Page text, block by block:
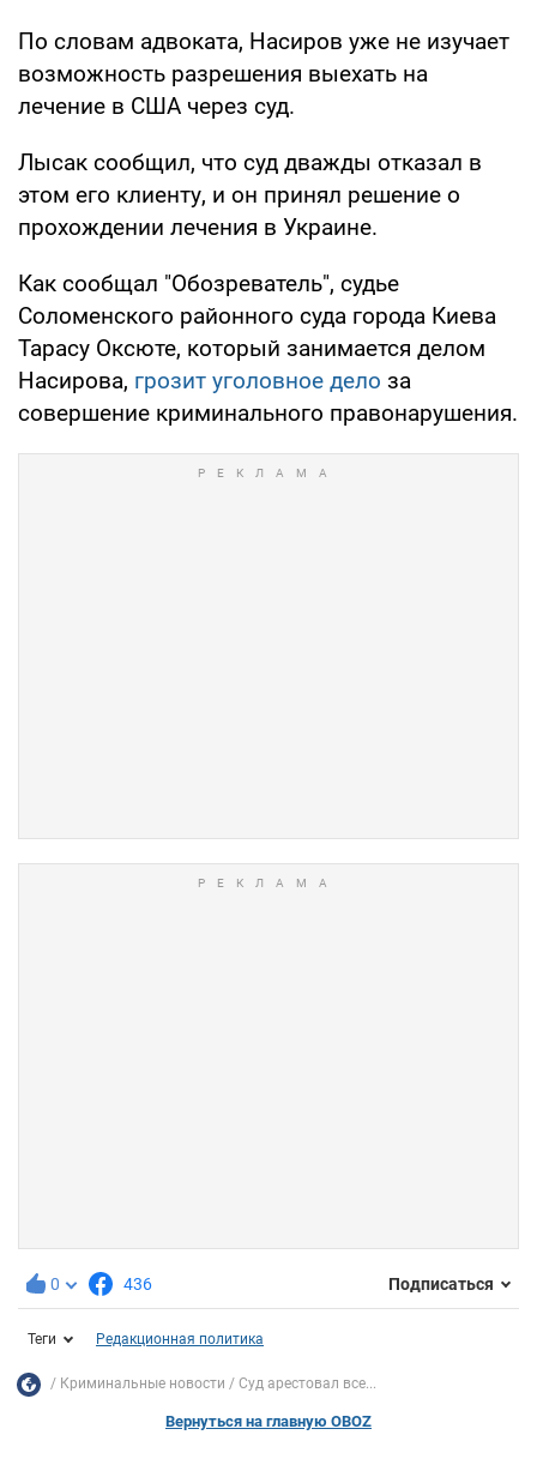
По словам адвоката, Насиров уже не изучает
возможность разрешения выехать на
лечение в США через суд.
Лысак сообщил, что суд дважды отказал в
этом его клиенту, и он принял решение о
прохождении лечения в Украине.
Как сообщал "Обозреватель", судье
Соломенского районного суда города Киева
Тарасу Оксюте, который занимается делом
Насирова, грозит уголовное дело за
совершение криминального правонарушения.
0 436 Подписаться
Теги Редакционная политика
Криминальные новости Суд арестовал все...
Вернуться на главную OBOZ